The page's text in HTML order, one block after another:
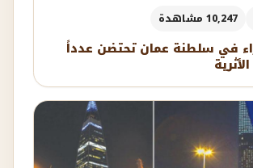
10,247 مشاهدة
في سلطنة عمان تحتضن عدداً